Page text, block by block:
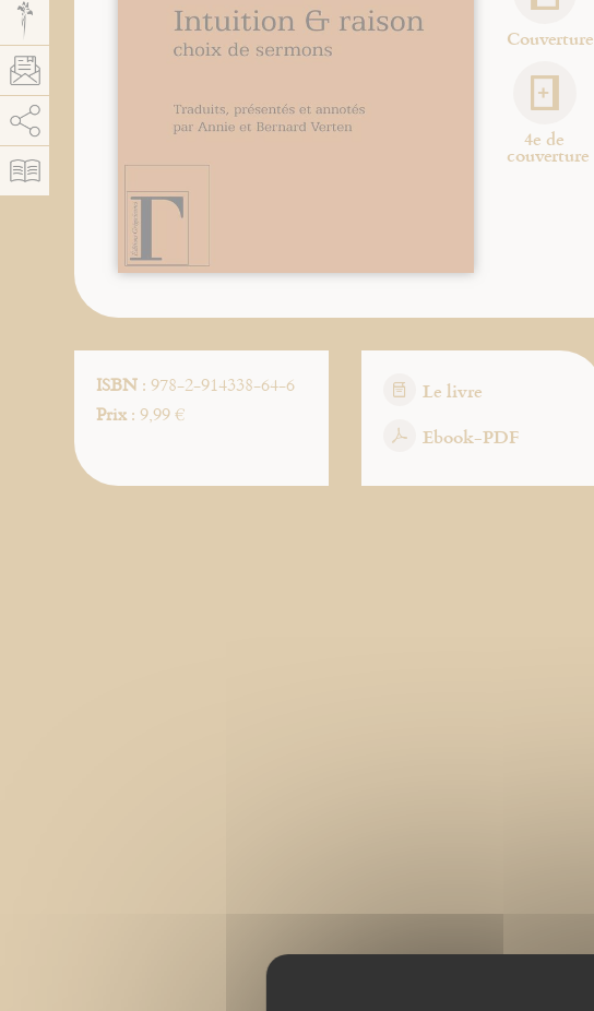
Couverture
4e de
couverture
ISBN: 978-2-914338-64-6
Prix: 9,99 €
Le livre
Ebook-PDF
Autoriser